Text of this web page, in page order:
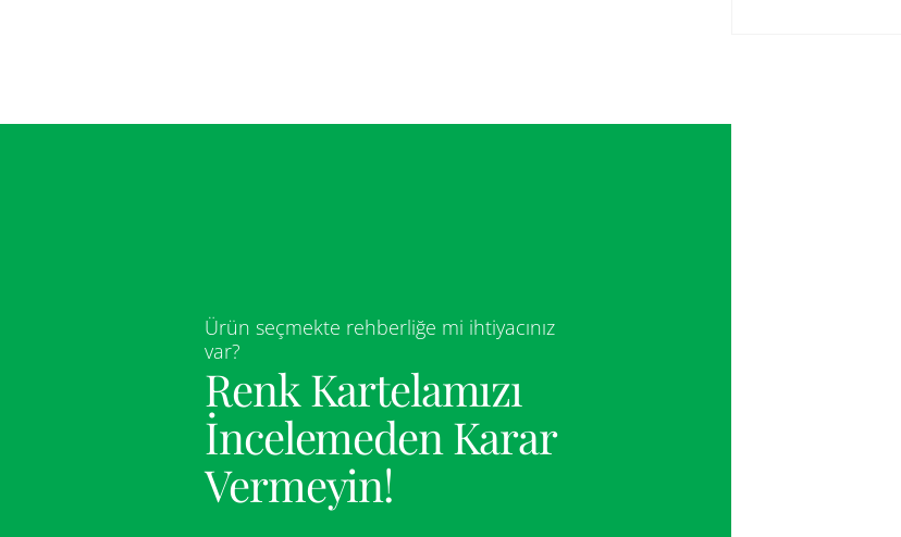
Ürün seçmekte rehberliğe mi ihtiyacınız
var?
Renk Kartelamızı
İncelemeden Karar
Vermeyin!